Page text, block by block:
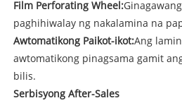
Film Perforating Wheel:
paghihiwalay ng nakalamina na
Awtomatikong Paikot-ikot:Ang
awtomatikong pinagsama gamit
bilis.
Serbisyong After-Sales